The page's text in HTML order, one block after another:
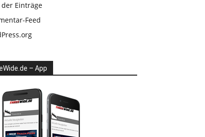
der Einträge
Feed
– App